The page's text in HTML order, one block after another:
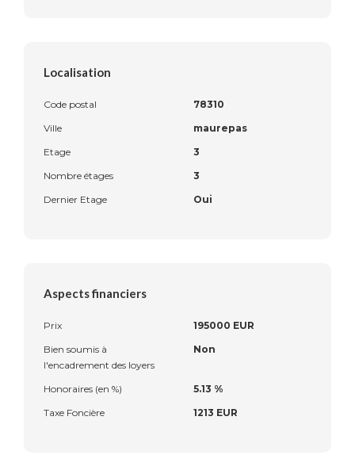
Localisation
Code postal
78310
Ville
maurepas
Etage
3
Nombre étages
3
Dernier Etage
Oui
Aspects financiers
Prix
195000 EUR
Bien soumis à
l'encadrement des loyers
Non
Honoraires (en %)
5.13 %
Taxe Foncière
1213 EUR